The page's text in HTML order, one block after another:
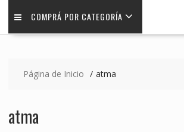
COMPRÁ POR CATEGORÍA
Página de Inicio atma
atma